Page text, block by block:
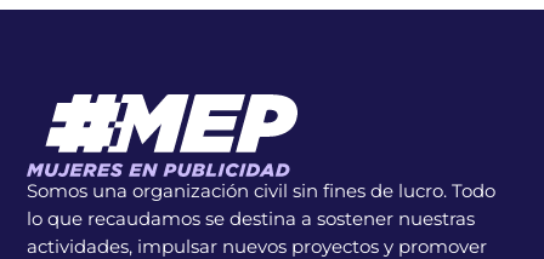
Somos una organización civil sin fines de lucro. Todo
lo que recaudamos se destina a sostener nuestras
actividades, impulsar nuevos proyectos y promover